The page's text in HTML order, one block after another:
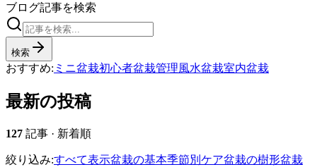
ブログ記事を検索
検索
おすすめ: ミニ盆栽初心者盆栽管理風水盆栽室内盆栽
最新の投稿
127 記事 · 新着順
絞り込み:すべて表示盆栽の基本季節別ケア盆栽の樹形盆栽